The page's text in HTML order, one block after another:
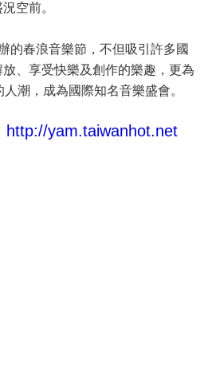
空前。
的春浪音樂節，不但吸引許多國
、享受快樂及創作的樂趣，更為
潮，成為國際知名音樂盛會。
http://yam.taiwanhot.net